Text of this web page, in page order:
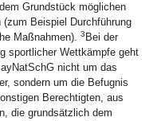
Grundstück möglichen
(zum Beispiel Durchführung
Maßnahmen). 3 Bei der
sportlicher Wettkämpfe geht
nicht um das
sondern um die Befugnis
Berechtigten, aus
die grundsätzlich dem